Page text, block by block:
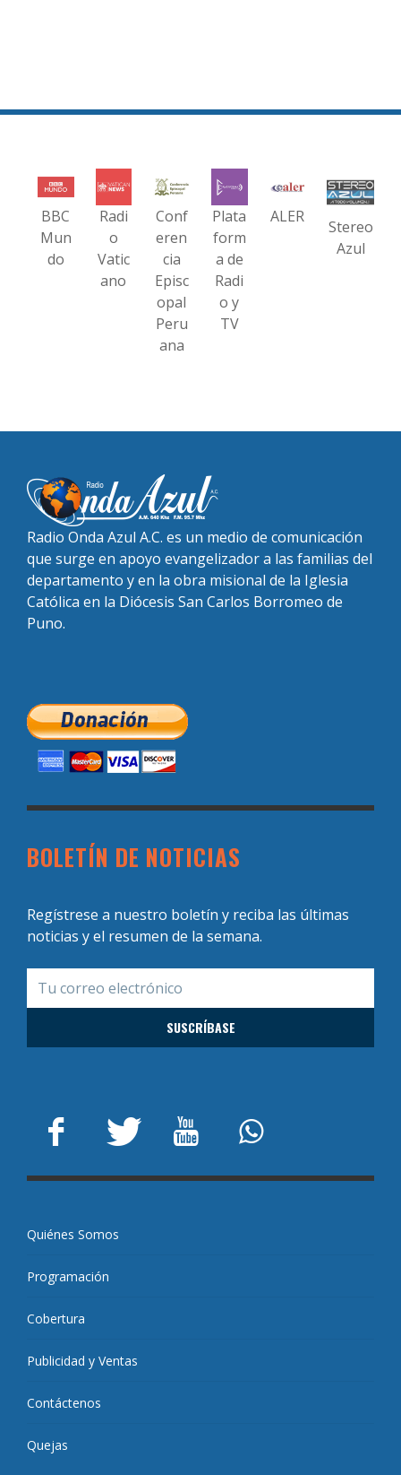
BBC
Mun
do
Radi
o
Vatic
ano
Conf
eren
cia
Episc
opal
Peru
ana
Plata
form
a de
Radi
o y
TV
ALER
Stereo
Azul
Radio Onda Azul A.C. es un medio de comunicación
que surge en apoyo evangelizador a las familias del
departamento y en la obra misional de la Iglesia
Católica en la Diócesis San Carlos Borromeo de
Puno.
BOLETÍN DE NOTICIAS
Regístrese a nuestro boletín y reciba las últimas
noticias y el resumen de la semana.
Quiénes Somos
Programación
Cobertura
Publicidad y Ventas
Contáctenos
Quejas